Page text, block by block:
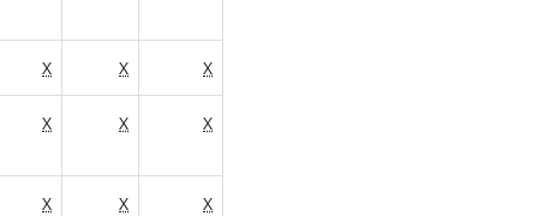
X X X
X X X
X X X